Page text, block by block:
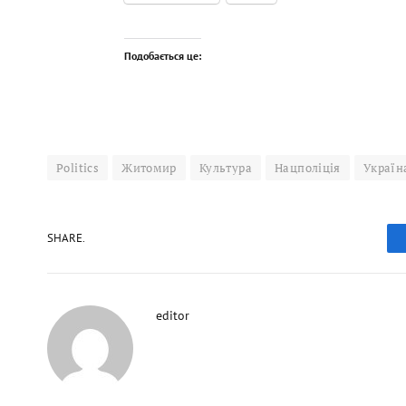
Подобається це:
Politics Житомир Культура Нацполіція
SHARE.
editor